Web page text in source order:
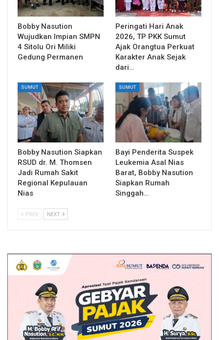
Bobby Nasution
Wujudkan Impian SMPN
4 Sitolu Ori Miliki
Gedung Permanen
Peringati Hari Anak
2026, TP PKK Sumut
Ajak Orangtua Perkuat
Karakter Anak Sejak
dari…
SUMUT
Bobby Nasution Siapkan
RSUD dr. M. Thomsen
Jadi Rumah Sakit
Regional Kepulauan
Nias
SUMUT
Bayi Penderita Suspek
Leukemia Asal Nias
Barat, Bobby Nasution
Siapkan Rumah
Singgah…
PREV NEXT